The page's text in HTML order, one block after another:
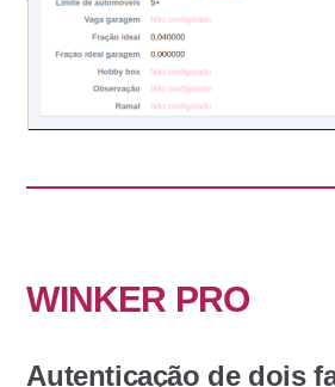
WINKER PRO
Autenticação de dois